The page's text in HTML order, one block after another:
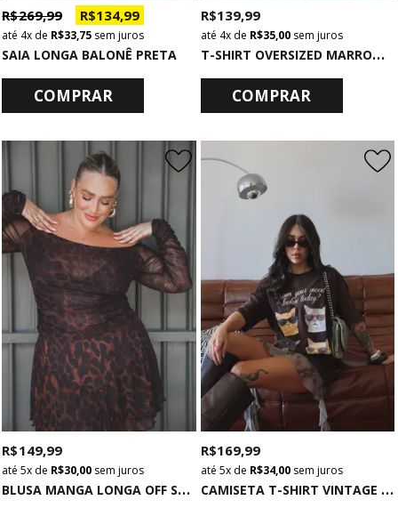
SAIA LONGA BALONÊ PRETA
R$ 269,99 R$ 134,99
4x de R$ 33,75 sem juros
COMPRAR
T
-SHIRT OVERSIZED MARROM LISA BÁSICA
R$ 139,99
4xde R$ 35,00sem juros
COMPRAR
B
LUSA MANGA LONGA OFF SHOULDER DE TULE ONCINHA
R$ 149,99
5x de R$ 30,00 sem juros
C
AMISETA T-SHIRT VINTAGE MARROM MOOD
R$ 169,99
5xde R$ 34,00sem juros